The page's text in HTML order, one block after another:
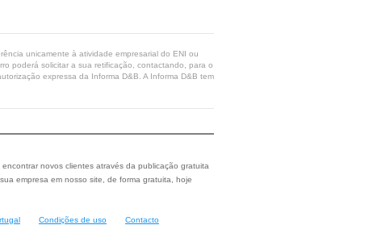
unicamente à atividade empresarial do ENI ou
poderá solicitar a sua retificação, contactando, para o
expressa da Informa D&B. A Informa D&B tem
novos clientes através da publicação gratuita
empresa em nosso site, de forma gratuita, hoje
Condições de uso Contacto